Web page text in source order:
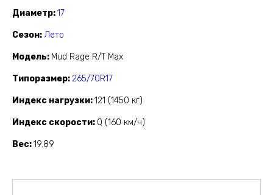
Диаметр 17
Сезон Лето
Модель Mud Rage R/T Max
Типоразмер 265/70R17
Индекс нагрузки 121 (1450 кг)
Индекс скорости Q (160 км/ч)
Вес 19.89